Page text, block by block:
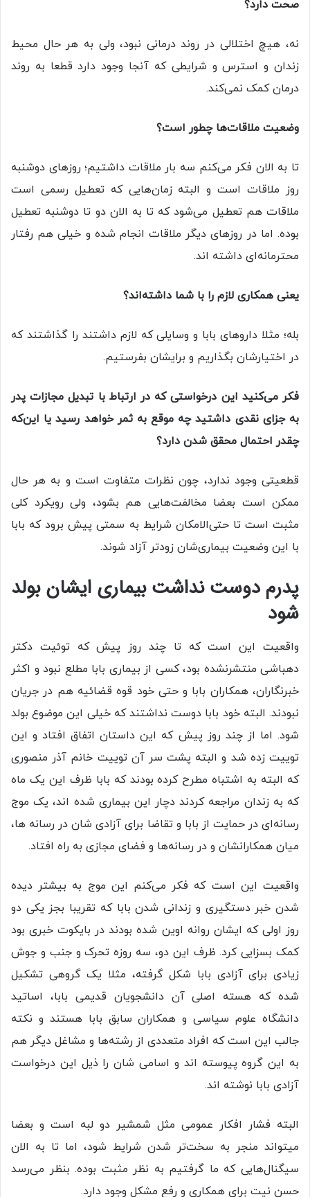
صحت دارد؟
نه، هیچ اختلالی در روند درمانی نبود، ولی به هر حال محیط
زندان و استرس و شرایطی که آنجا وجود دارد قطعا به روند
درمان کمک نمی‌کند.
وضعیت ملاقات‌ها چطور است؟
تا به الان فکر می‌کنم سه بار ملاقات داشتیم؛ روز‌های دوشنبه
روز ملاقات است و البته زمان‌هایی که تعطیل رسمی است
ملاقات هم تعطیل می‌شود که تا به الان دو تا دوشنبه تعطیل
بوده. اما در روز‌های دیگر ملاقات انجام شده و خیلی هم رفتار
محترمانه‌ای داشته اند.
یعنی همکاری لازم را با شما داشته‌اند؟
بله؛ مثلا دارو‌های بابا و وسایلی که لازم داشتند را گذاشتند که
در اختیارشان بگذاریم و برایشان بفرستیم.
فکر می‌کنید این درخواستی که در ارتباط با تبدیل مجازات پدر
به جزای نقدی داشتید چه موقع به ثمر خواهد رسید یا این‌که
چقدر احتمال محقق شدن دارد؟
قطعیتی وجود ندارد، چون نظرات متفاوت است و به هر حال
ممکن است بعضا مخالفت‌هایی هم بشود، ولی رویکرد کلی
مثبت است تا حتی‌الامکان شرایط به سمتی پیش برود که بابا
با این وضعیت بیماری‌شان زودتر آزاد شوند.
پدرم دوست نداشت بیماری ایشان بولد
شود
واقعیت این است که تا چند روز پیش که توئیت دکتر
دهباشی منتشرنشده بود، کسی از بیماری بابا مطلع نبود و اکثر
خبرنگاران، همکاران بابا و حتی خود قوه قضائیه هم در جریان
نبودند. البته خود بابا دوست نداشتند که خیلی این موضوع بولد
شود. اما از چند روز پیش که این داستان اتفاق افتاد و این
توییت زده شد و البته پشت سر آن توییت خانم آذر منصوری
که البته به اشتباه مطرح کرده بودند که بابا ظرف این یک ماه
که به زندان مراجعه کردند دچار این بیماری شده اند، یک موج
رسانه‌ای در حمایت از بابا و تقاضا برای آزادی شان در رسانه ها،
میان همکارانشان و در رسانه‌ها و فضای مجازی به راه افتاد.
واقعیت این است که فکر می‌کنم این موج به بیشتر دیده
شدن خبر دستگیری و زندانی شدن بابا که تقریبا بجز یکی دو
روز اولی که ایشان روانه اوین شده بودند در بایکوت خبری بود
کمک بسزایی کرد. ظرف این دو، سه روزه تحرک و جنب و جوش
زیادی برای آزادی بابا شکل گرفته، مثلا یک گروهی تشکیل
شده که هسته اصلی آن دانشجویان قدیمی بابا، اساتید
دانشگاه علوم سیاسی و همکاران سابق بابا هستند و نکته
جالب این است که افراد متعددی از رشته‌ها و مشاغل دیگر هم
به این گروه پیوسته اند و اسامی شان را ذیل این درخواست
آزادی بابا نوشته اند.
البته فشار افکار عمومی مثل شمشیر دو لبه است و بعضا
میتواند منجر به سخت‌تر شدن شرایط شود، اما تا به الان
سیگنال‌هایی که ما گرفتیم به نظر مثبت بوده. بنظر می‌رسد
حسن نیت برای همکاری و رفع مشکل وجود دارد.